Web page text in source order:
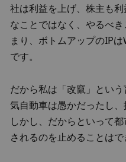
社は利益を上げ、株主も
なことではなく、やるべ
まり、ボトムアップのIP
です。
だから私は「改竄」とい
気自動車は愚かだったし、
しかし、だからといって
されるのを止めることはで